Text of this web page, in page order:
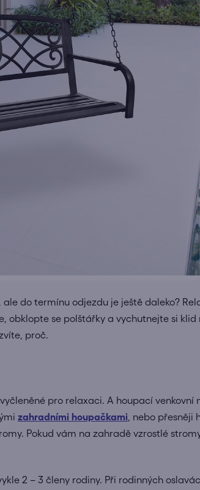
do termínu odjezdu je ještě daleko?
obklopte se polštářky a vychutnejte si klid
proč.
pro relaxaci. A houpací venkovní
zahradními houpačkami , nebo
Pokud vám na zahradě vzrostlé
2 – 3 členy rodiny. Při rodinných